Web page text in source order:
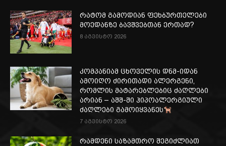
რატომ გამოდიან ფეხბურთელები
მოედანზე ბავშვებთან ერთად?
8 აგვისტო 2026
კომპანიამ ცხოველის დნმ-იდან
ამოიღო ძირითადი ალერგენი,
რომლის მატარებლებიც ძაღლები
არიან – აშშ-ში ჰიპოალერგიული
ძაღლები გამოიყვანეს
7 აგვისტო 2026
რამდენი საზამთრო შეგიძლიათ